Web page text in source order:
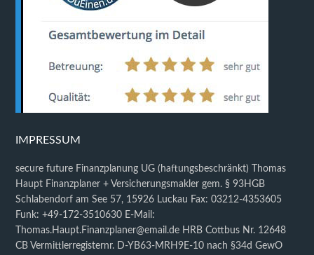
IMPRESSUM
secure future Finanzplanung UG (haftungsbeschränkt) Thomas
Haupt Finanzplaner + Versicherungsmakler gem. § 93HGB
Schlabendorf am See 57, 15926 Luckau Fax: 03212-4353605
Funk: +49-172-3510630 E-Mail:
Thomas.Haupt.Finanzplaner@email.de HRB Cottbus Nr. 12648
CB Vermittlerregisternr. D-YB63-MRH9E-10 nach §34d GewO